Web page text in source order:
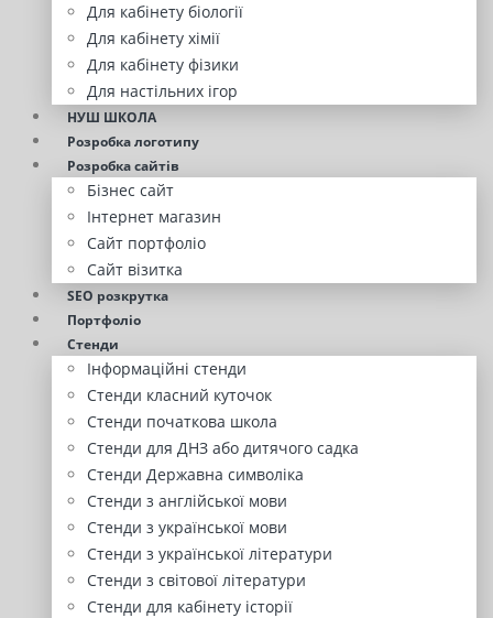
Для кабінету біології
Для кабінету хімії
Для кабінету фізики
Для настільних ігор
НУШ ШКОЛА
Розробка логотипу
Розробка сайтів
Бізнес сайт
Інтернет магазин
Сайт портфоліо
Сайт візитка
SEO розкрутка
Портфоліо
Стенди
Інформаційні стенди
Стенди класний куточок
Стенди початкова школа
Стенди для ДНЗ або дитячого садка
Стенди Державна символіка
Стенди з англійської мови
Стенди з української мови
Стенди з української літератури
Стенди з світової літератури
Стенди для кабінету історії